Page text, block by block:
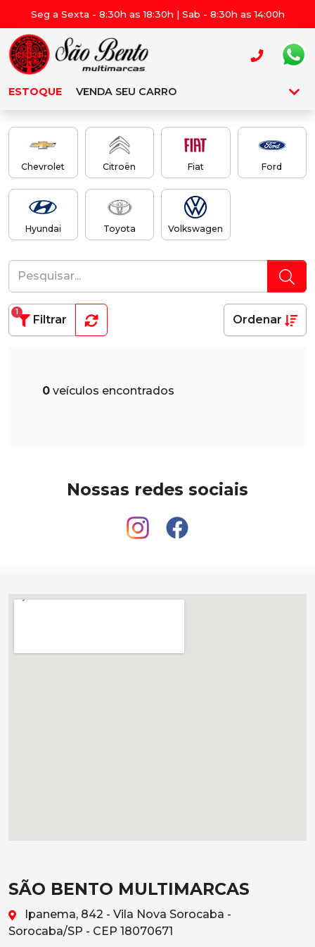
Seg a Sexta - 8:30h as 18:30h | Sab - 8:30h as 14:00h
ESTOQUE VENDA SEU CARRO
Chevrolet Citroën Fiat Ford
Hyundai Toyota Volkswagen
Filtrar
1
Ordenar
0 veículos encontrados
Nossas redes sociais
SÃO BENTO MULTIMARCAS
Ipanema, 842 - Vila Nova Sorocaba -
Sorocaba/SP - CEP 18070671